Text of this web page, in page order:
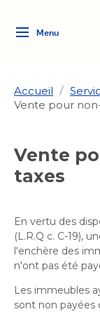
Menu
Rôle
Taxes
Taxes
Loisirs et
Arts et
Arts et
Bibliothèques
Bibliothèques
Déneigement
Eau
Eau
et
Quoi
Activités
Accueil /
Vente pour
Vente
taxes
En vertu des
(L.R.Q c. C-19),
l'enchère des
n'ont pas été
Les immeubles
sont non payées